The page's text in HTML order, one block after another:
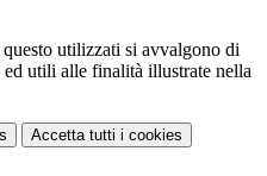
utilizzati si avvalgono di
utili alle finalità illustrate nella
Accetta tutti i cookies